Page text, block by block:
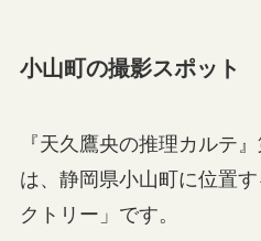
小山町の撮影スポット
『天久鷹央の推理カルテ
は、静岡県小山町に位置
クトリー」です。